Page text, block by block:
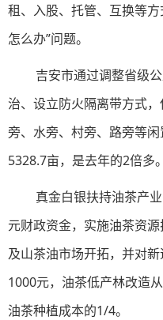
租、入股、托管、互换等
怎么办”问题。
吉安市通过调整省级
治、设立防火隔离带方式
旁、水旁、村旁、路旁等
5328.7亩，是去年的2倍多。
真金白银扶持油茶产
元财政资金，实施油茶资
及山茶油市场开拓，并对
1000元，油茶低产林改造
油茶种植成本的1/4。